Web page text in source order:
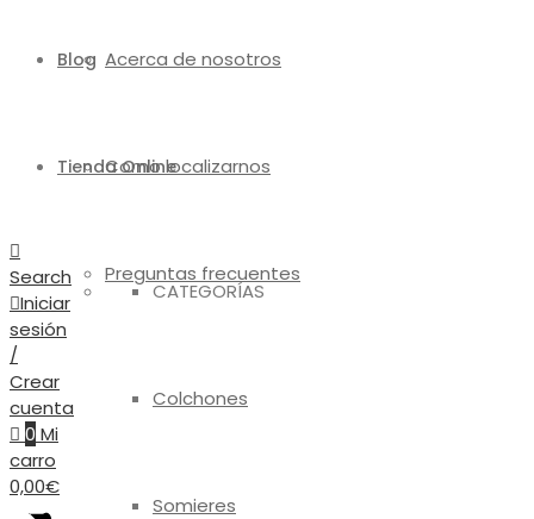
Acerca de nosotros
Como localizarnos
Preguntas frecuentes
Blog
Tienda Online
CATEGORÍAS
Colchones
Somieres
Search
Iniciar
sesión
/
Crear
cuenta
0 Mi
carro
0,00€